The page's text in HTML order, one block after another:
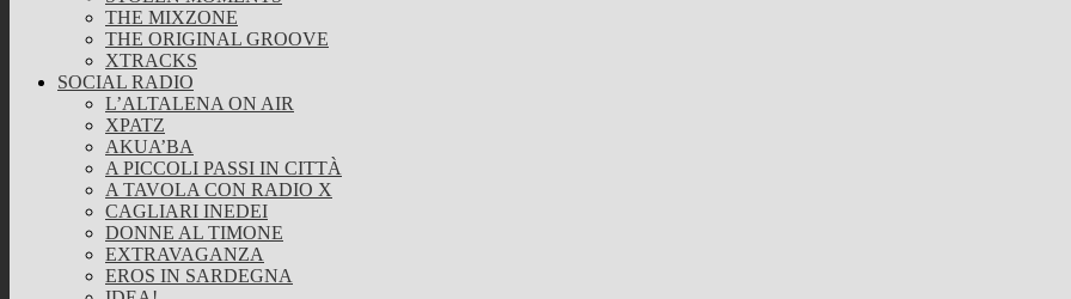
THE MIXZONE
THE ORIGINAL GROOVE
XTRACKS
SOCIAL RADIO
L’ALTALENA ON AIR
XPATZ
AKUA’BA
A PICCOLI PASSI IN CITTÀ
A TAVOLA CON RADIO X
CAGLIARI INEDEI
DONNE AL TIMONE
EXTRAVAGANZA
EROS IN SARDEGNA